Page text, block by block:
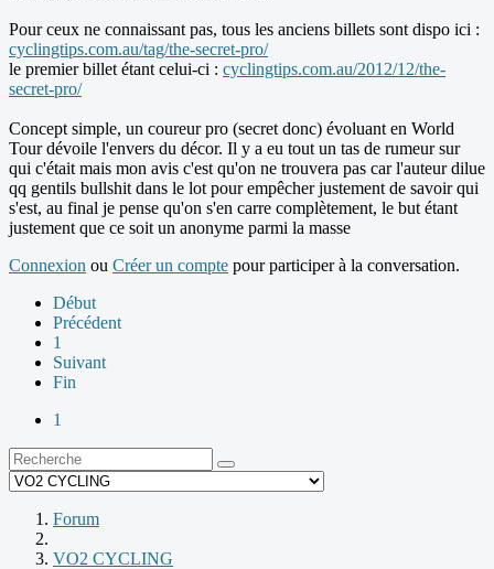
Pour ceux ne connaissant pas, tous les anciens billets sont dispo ici :
cyclingtips.com.au/tag/the-secret-pro/
le premier billet étant celui-ci : cyclingtips.com.au/2012/12/the-
secret-pro/
Concept simple, un coureur pro (secret donc) évoluant en World
Tour dévoile l'envers du décor. Il y a eu tout un tas de rumeur sur
qui c'était mais mon avis c'est qu'on ne trouvera pas car l'auteur dilue
qq gentils bullshit dans le lot pour empêcher justement de savoir qui
s'est, au final je pense qu'on s'en carre complètement, le but étant
justement que ce soit un anonyme parmi la masse
Connexion ou Créer un compte pour participer à la conversation.
Début
Précédent
1
Suivant
Fin
1
Forum
VO2 CYCLING